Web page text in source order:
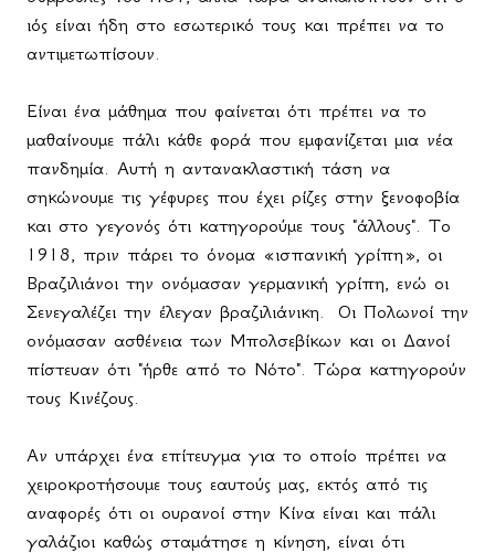
ιός είναι ήδη στο εσωτερικό τους και πρέπει να το
αντιμετωπίσουν.
Είναι ένα μάθημα που φαίνεται ότι πρέπει να το
μαθαίνουμε πάλι κάθε φορά που εμφανίζεται μια νέα
πανδημία. Αυτή η αντανακλαστική τάση να
σηκώνουμε τις γέφυρες που έχει ρίζες στην ξενοφοβία
και στο γεγονός ότι κατηγορούμε τους "άλλους". Το
1918, πριν πάρει το όνομα «ισπανική γρίπη», οι
Βραζιλιάνοι την ονόμασαν γερμανική γρίπη, ενώ οι
Σενεγαλέζει την έλεγαν βραζιλιάνικη.
Οι Πολωνοί την
ονόμασαν ασθένεια των Μπολσεβίκων και οι Δανοί
πίστευαν ότι "ήρθε από το Νότο". Τώρα κατηγορούν
τους Κινέζους.
Αν υπάρχει ένα επίτευγμα για το οποίο πρέπει να
χειροκροτήσουμε τους εαυτούς μας, εκτός από τις
αναφορές ότι οι ουρανοί στην Κίνα είναι και πάλι
γαλάζιοι καθώς σταμάτησε η κίνηση, είναι ότι